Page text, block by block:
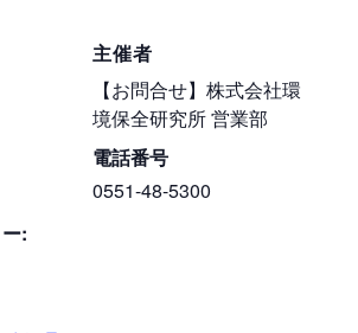
:
主催者
【お問合せ】株式会社環
境保全研究所 営業部
電話番号
0551-48-5300